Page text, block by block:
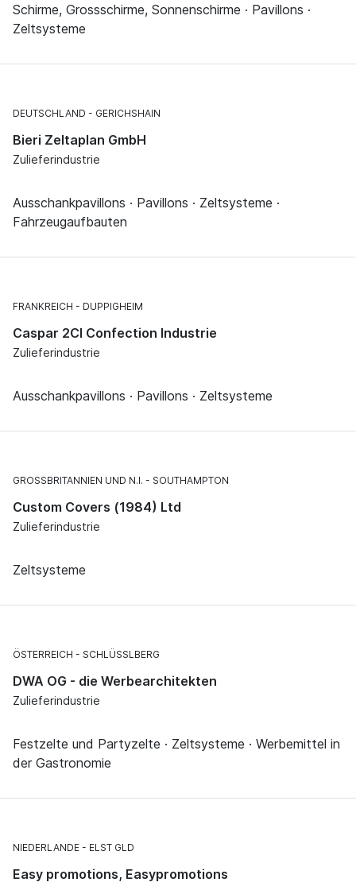
Schirme, Grossschirme, Sonnenschirme · Pavillons ·
Zeltsysteme
DEUTSCHLAND GERICHSHAIN
Bieri Zeltaplan GmbH
Zulieferindustrie
Ausschankpavillons · Pavillons · Zeltsysteme ·
Fahrzeugaufbauten
FRANKREICH DUPPIGHEIM
Caspar 2CI Confection Industrie
Zulieferindustrie
Ausschankpavillons · Pavillons · Zeltsysteme
GROSSBRITANNIEN UND N.I. SOUTHAMPTON
Custom Covers (1984) Ltd
Zulieferindustrie
Zeltsysteme
ÖSTERREICH SCHLÜSSLBERG
DWA OG - die Werbearchitekten
Zulieferindustrie
Festzelte und Partyzelte · Zeltsysteme · Werbemittel in
der Gastronomie
NIEDERLANDE ELST GLD
Easy promotions, Easypromotions